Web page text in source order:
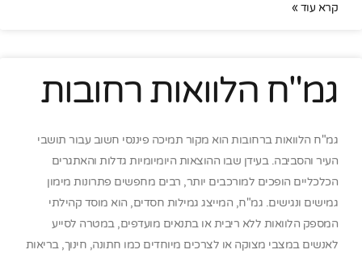
קרא עוד »
גמ"ח הלוואות רחובות
גמ"ח הלוואות ברחובות הוא מקור תמיכה פיננסי חשוב עבור תושבי
העיר והסביבה. בעידן שבו ההוצאות היומיומיות גדלות והאתגרים
הכלכליים הופכים למורכבים יותר, רבים מחפשים פתרונות מימון
גמישים ונגישים. גמ"ח, המייצג גמילות חסדים, הוא מוסד קהילתי
המספק הלוואות ללא ריבית או בתנאים מועדפים, במטרה לסייע
לאנשים במצבי מצוקה או לצרכים מיוחדים כמו חתונה, חינוך, בריאות